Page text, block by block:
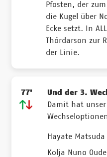
Pfosten, der
die Kugel über
Ecke setzt. In
Thórdarson zur
der Linie.
77'
Und der 3.
Damit hat
Hayate Matsuda
Kolja Nuno